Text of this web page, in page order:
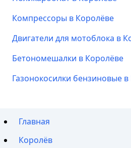
Компрессоры в Королёве
Двигатели для мотоблока в
Бетономешалки в Королёве
Газонокосилки бензиновые
Главная
Королёв